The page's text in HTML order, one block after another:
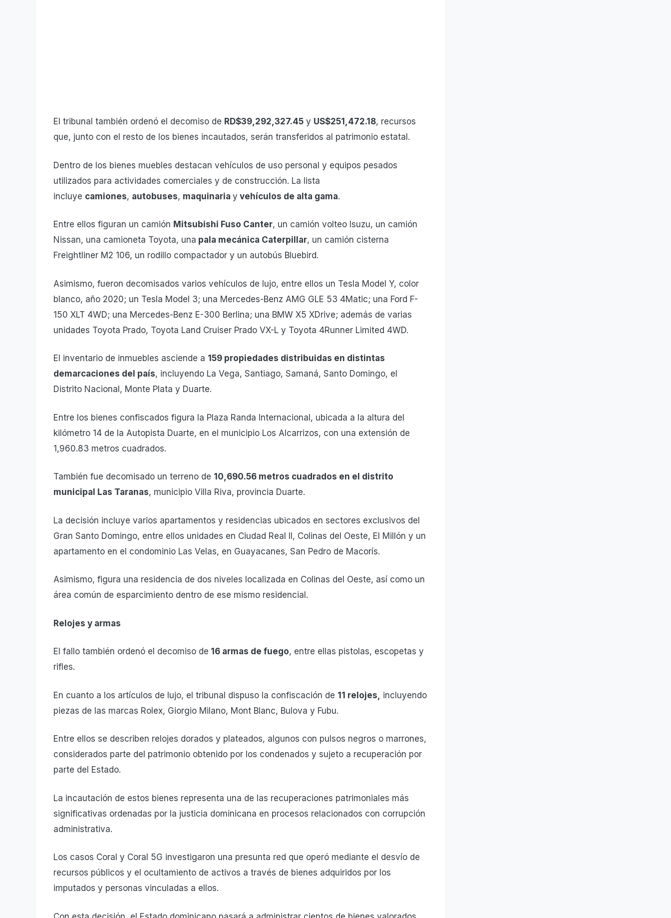
El tribunal también ordenó el decomiso de RD$39,292,327.45 y US$251,472.18, recursos
que, junto con el resto de los bienes incautados, serán transferidos al patrimonio estatal.
Dentro de los bienes muebles destacan vehículos de uso personal y equipos pesados
utilizados para actividades comerciales y de construcción. La lista
incluye camiones, autobuses, maquinaria y vehículos de alta gama.
Entre ellos figuran un camión Mitsubishi Fuso Canter, un camión volteo Isuzu, un camión
Nissan, una camioneta Toyota, una pala mecánica Caterpillar, un camión cisterna
Freightliner M2 106, un rodillo compactador y un autobús Bluebird.
Asimismo, fueron decomisados varios vehículos de lujo, entre ellos un Tesla Model Y, color
blanco, año 2020; un Tesla Model 3; una Mercedes-Benz AMG GLE 53 4Matic; una Ford F-
150 XLT 4WD; una Mercedes-Benz E-300 Berlina; una BMW X5 XDrive; además de varias
unidades Toyota Prado, Toyota Land Cruiser Prado VX-L y Toyota 4Runner Limited 4WD.
El inventario de inmuebles asciende a 159 propiedades distribuidas en distintas
demarcaciones del país, incluyendo La Vega, Santiago, Samaná, Santo Domingo, el
Distrito Nacional, Monte Plata y Duarte.
Entre los bienes confiscados figura la Plaza Randa Internacional, ubicada a la altura del
kilómetro 14 de la Autopista Duarte, en el municipio Los Alcarrizos, con una extensión de
1,960.83 metros cuadrados.
También fue decomisado un terreno de 10,690.56 metros cuadrados en el distrito
municipal Las Taranas, municipio Villa Riva, provincia Duarte.
La decisión incluye varios apartamentos y residencias ubicados en sectores exclusivos del
Gran Santo Domingo, entre ellos unidades en Ciudad Real II, Colinas del Oeste, El Millón y un
apartamento en el condominio Las Velas, en Guayacanes, San Pedro de Macorís.
Asimismo, figura una residencia de dos niveles localizada en Colinas del Oeste, así como un
área común de esparcimiento dentro de ese mismo residencial.
Relojes y armas
El fallo también ordenó el decomiso de 16 armas de fuego, entre ellas pistolas, escopetas y
rifles.
En cuanto a los artículos de lujo, el tribunal dispuso la confiscación de 11 relojes,
incluyendo
piezas de las marcas Rolex, Giorgio Milano, Mont Blanc, Bulova y Fubu.
Entre ellos se describen relojes dorados y plateados, algunos con pulsos negros o marrones,
considerados parte del patrimonio obtenido por los condenados y sujeto a recuperación por
parte del Estado.
La incautación de estos bienes representa una de las recuperaciones patrimoniales más
significativas ordenadas por la justicia dominicana en procesos relacionados con corrupción
administrativa.
Los casos Coral y Coral 5G investigaron una presunta red que operó mediante el desvío de
recursos públicos y el ocultamiento de activos a través de bienes adquiridos por los
imputados y personas vinculadas a ellos.